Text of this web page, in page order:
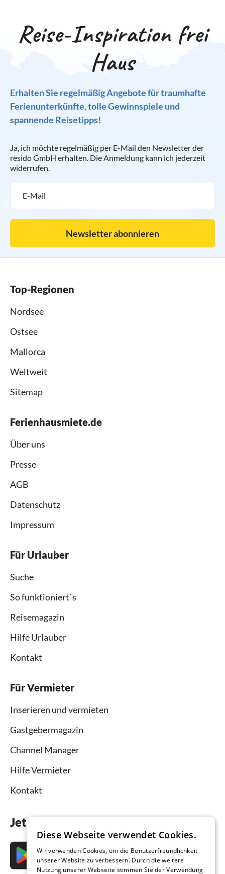
Reise-Inspiration frei
Haus
Erhalten Sie regelmäßig Angebote für traumhafte
Ferienunterkünfte, tolle Gewinnspiele und
spannende Reisetipps!
Ja, ich möchte regelmäßig per E-Mail den Newsletter der
resido GmbH erhalten. Die Anmeldung kann ich jederzeit
widerrufen.
Newsletter abonnieren
Top-Regionen
Nordsee
Ostsee
Mallorca
Weltweit
Sitemap
Ferienhausmiete.de
Über uns
Presse
AGB
Datenschutz
Impressum
Für Urlauber
Suche
So funktioniert`s
Reisemagazin
Hilfe Urlauber
Kontakt
Für Vermieter
Inserieren und vermieten
Gastgebermagazin
Channel Manager
Hilfe Vermieter
Kontakt
Jetzt die App downloaden
Diese Webseite verwendet Cookies.
Wir verwenden Cookies, um die Benutzerfreundlichkeit
unserer Website zu verbessern. Durch die weitere
Nutzung unserer Webseite stimmen Sie der Verwendung